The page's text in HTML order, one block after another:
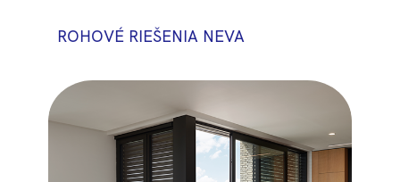
ROHOVÉ RIEŠENIA N​EVA